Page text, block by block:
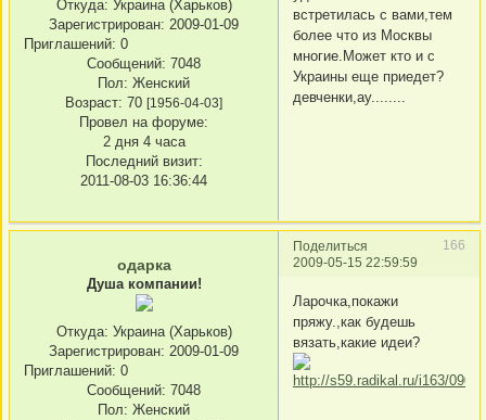
Откуда: Украина (Харьков)
Зарегистрирован: 2009-01-09
Приглашений: 0
Сообщений: 7048
Пол: Женский
Возраст: 70 [1956-04-03]
Провел на форуме:
2 дня 4 часа
Последний визит:
2011-08-03 16:36:44
встретилась с вами,тем
более что из Москвы
многие.Может кто и с
Украины еще приедет?
девченки,ау........
Поделиться
166
2009-05-15 22:59:59
одарка
Душа компании!
Откуда: Украина (Харьков)
Зарегистрирован: 2009-01-09
Приглашений: 0
Сообщений: 7048
Пол: Женский
Ларочка,покажи
пряжу.,как будешь
вязать,какие идеи?